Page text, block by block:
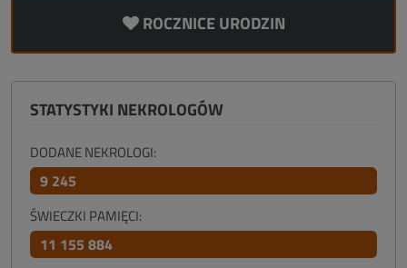
ROCZNICE URODZIN
STATYSTYKI NEKROLOGÓW
DODANE NEKROLOGI:
9 245
ŚWIECZKI PAMIĘCI:
11 155 884